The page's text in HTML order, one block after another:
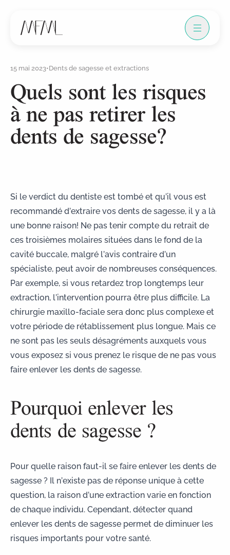
15 mai 2023•Dents de sagesse et extractions
Quels sont les risques
à ne pas retirer les
dents de sagesse?
Si le verdict du dentiste est tombé et qu’il vous est
recommandé d’extraire vos dents de sagesse, il y a là
une bonne raison! Ne pas tenir compte du retrait de
ces troisièmes molaires situées dans le fond de la
cavité buccale, malgré l’avis contraire d’un
spécialiste, peut avoir de nombreuses conséquences.
Par exemple, si vous retardez trop longtemps leur
extraction, l’intervention pourra être plus difficile. La
chirurgie maxillo-facialesera donc plus complexe et
votre période de rétablissement plus longue. Mais ce
ne sont pas les seuls désagréments auxquels vous
vous exposez si vous prenez le risque de ne pas vous
faire enlever les dents de sagesse.
Pourquoi enlever les
dents de sagesse ?
Pour quelle raison faut-il se faire enlever les dents de
sagesse ? Il n’existe pas de réponse unique à cette
question, la raison d’une extraction varie en fonction
de chaque individu. Cependant, détecterquand
enlever les dents de sagesse permet de diminuer les
risques importants pour votre santé.